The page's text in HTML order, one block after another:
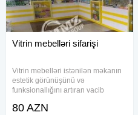
Vitrin mebelləri sifarişi
Vitrin mebelləri istənilən məkanın
estetik görünüşünü və
funksionallığını artıran vacib
sərfəli vitrin mebellərini təklif
80 AZN